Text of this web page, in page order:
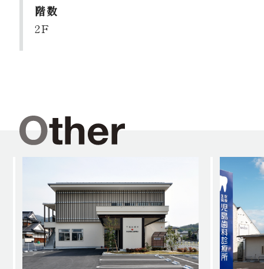
階数
2F